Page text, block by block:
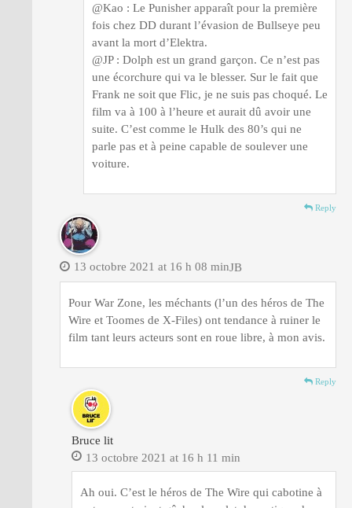
@Kao : Le Punisher apparaît pour la première
fois chez DD durant l’évasion de Bullseye peu
avant la mort d’Elektra.
@JP : Dolph est un grand garçon. Ce n’est pas
une écorchure qui va le blesser. Sur le fait que
Frank ne soit que Flic, je ne suis pas choqué. Le
film va à 100 à l’heure et aurait dû avoir une
suite. C’est comme le Hulk des 80’s qui ne
parle pas et à peine capable de soulever une
voiture.
Reply
JB
13 octobre 2021 at 16 h 08 min
Pour War Zone, les méchants (l’un des héros de The
Wire et Toomes de X-Files) ont tendance à ruiner le
film tant leurs acteurs sont en roue libre, à mon avis.
Reply
Bruce lit
13 octobre 2021 at 16 h 11 min
Ah oui. C’est le héros de The Wire qui cabotine à